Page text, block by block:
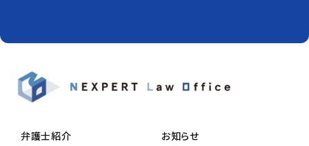
弁護士紹介 お知らせ